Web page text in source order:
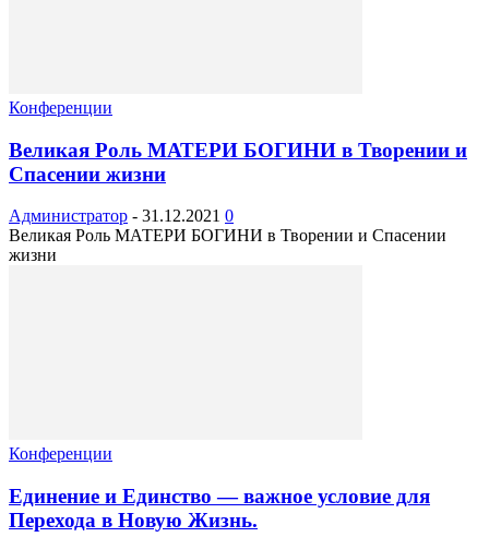
Конференции
Великая Роль МАТЕРИ БОГИНИ в Творении и
Спасении жизни
Администратор - 31.12.2021 0
Великая Роль МАТЕРИ БОГИНИ в Творении и Спасении
жизни
Конференции
Единение и Единство — важное условие для
Перехода в Новую Жизнь.